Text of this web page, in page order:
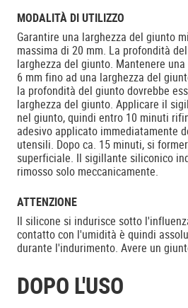
MODALITÀ DI UTILIZZO
Garantire una larghezza del giunto
massima di 20 mm. La profondità
larghezza del giunto. Mantenere
6 mm fino ad una larghezza del
la profondità del giunto dovrebbe
larghezza del giunto. Applicare il
nel giunto, quindi entro 10 minuti
adesivo applicato immediatamente
utensili. Dopo ca. 15 minuti, si
superficiale. Il sigillante siliconico
rimosso solo meccanicamente.
ATTENZIONE
Il silicone si indurisce sotto
contatto con l'umidità è quindi
durante l'indurimento. Avere un
DOPO L'USO